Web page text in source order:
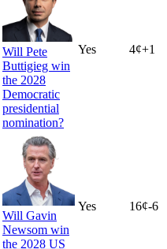
Will Pete
Buttigieg win
the 2028
Democratic
presidential
nomination?
Yes 4¢+1
Will Gavin
Newsom win
the 2028 US
Yes 16¢-6